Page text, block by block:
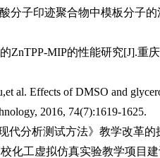
分子印迹聚合物中模板分子
ZnTPP-MIP的性能研究[J].重
et al. Effects of DMSO and
2016, 74(7):1619-1625.
代分析测试方法》教学改革的
化工虚拟仿真实验教学项目